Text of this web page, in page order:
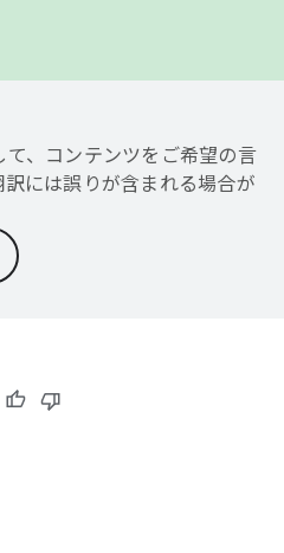
、コンテンツをご希望の言
には誤りが含まれる場合が